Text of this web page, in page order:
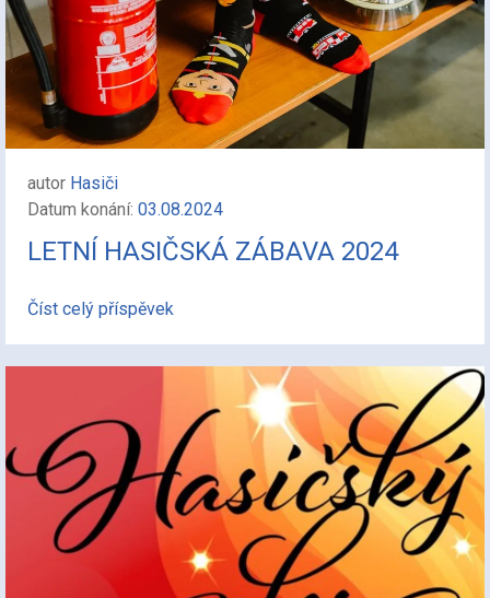
autor Hasiči
Datum konání: 03.08.2024
LETNÍ HASIČSKÁ ZÁBAVA 2024
Číst celý příspěvek